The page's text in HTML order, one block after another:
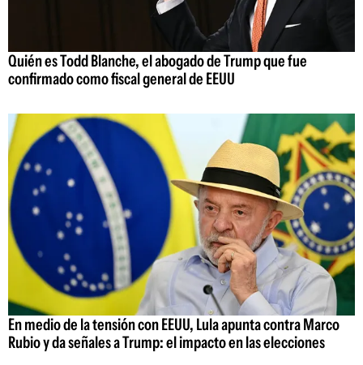
Quién es Todd Blanche, el abogado de Trump que fue
confirmado como fiscal general de EEUU
En medio de la tensión con EEUU, Lula apunta contra Marco
Rubio y da señales a Trump: el impacto en las elecciones